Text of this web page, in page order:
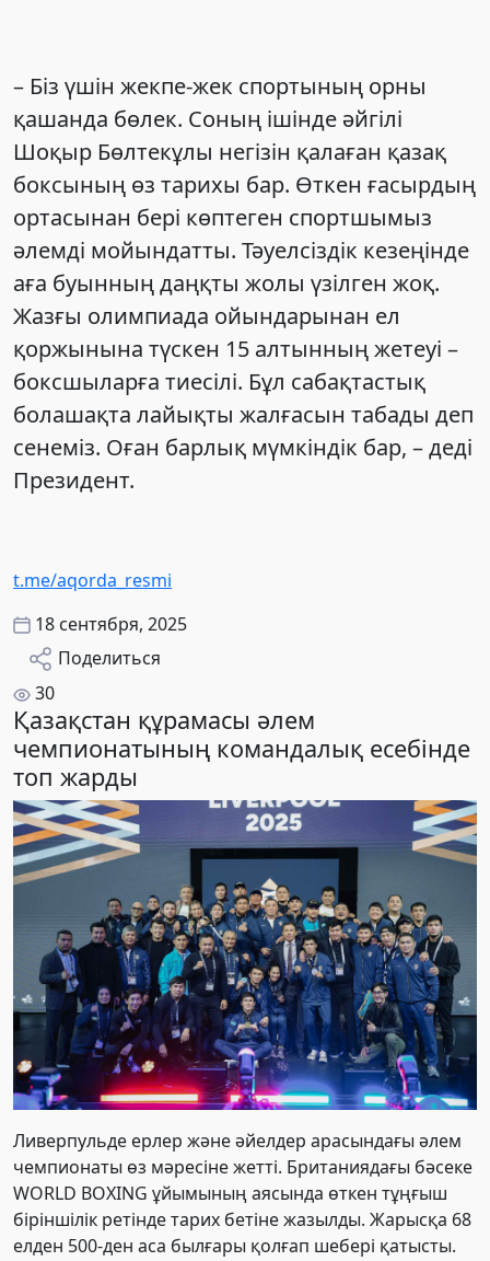
– Біз үшін жекпе-жек спортының орны
қашанда бөлек. Соның ішінде әйгілі
Шоқыр Бөлтекұлы негізін қалаған қазақ
боксының өз тарихы бар. Өткен ғасырдың
ортасынан бері көптеген спортшымыз
әлемді мойындатты. Тәуелсіздік кезеңінде
аға буынның даңқты жолы үзілген жоқ.
Жазғы олимпиада ойындарынан ел
қоржынына түскен 15 алтынның жетеуі –
боксшыларға тиесілі. Бұл сабақтастық
болашақта лайықты жалғасын табады деп
сенеміз. Оған барлық мүмкіндік бар, – деді
Президент.
t.me/aqorda_resmi
18 сентября, 2025
Поделиться
30
Қазақстан құрамасы әлем
чемпионатының командалық есебінде
топ жарды
Ливерпульде ерлер және әйелдер арасындағы әлем
чемпионаты өз мәресіне жетті. Британиядағы бәсеке
WORLD BOXING ұйымының аясында өткен тұңғыш
біріншілік ретінде тарих бетіне жазылды. Жарысқа 68
елден 500-ден аса былғары қолғап шебері қатысты.